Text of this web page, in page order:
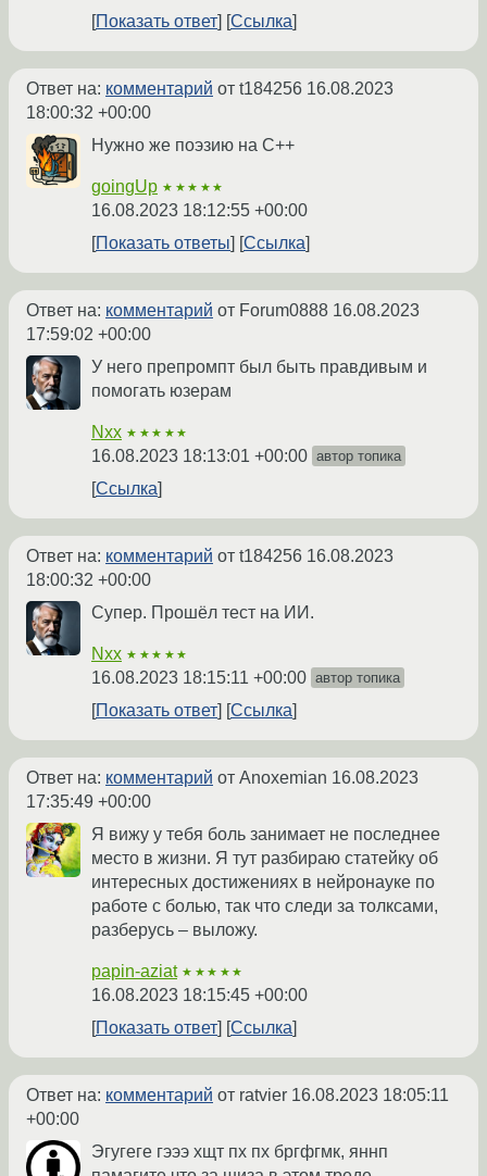
Показать ответ
Ссылка
Ответ на: комментарий от t184256 16.08.2023
18:00:32 +00:00
Нужно же поэзию на C++
goingUp ★★★★★
16.08.2023 18:12:55 +00:00
Показать ответы
Ссылка
Ответ на: комментарий от Forum0888 16.08.2023
17:59:02 +00:00
У него препромпт был быть правдивым и
помогать юзерам
Nxx ★★★★★
16.08.2023 18:13:01 +00:00 автор топика
Ссылка
Ответ на: комментарий от t184256 16.08.2023
18:00:32 +00:00
Супер. Прошёл тест на ИИ.
Nxx ★★★★★
16.08.2023 18:15:11 +00:00 автор топика
Показать ответ Ссылка
Ответ на: комментарий от Anoxemian 16.08.2023
17:35:49 +00:00
Я вижу у тебя боль занимает не последнее
место в жизни. Я тут разбираю статейку об
интересных достижениях в нейронауке по
работе с болью, так что следи за толксами,
разберусь – выложу.
papin-aziat ★★★★★
16.08.2023 18:15:45 +00:00
Показать ответ
Ссылка
Ответ на: комментарий от ratvier 16.08.2023 18:05:11
+00:00
Эгугеге гэээ хщт пх пх бргфгмк, яннп